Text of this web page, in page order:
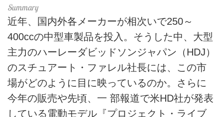
近年、国内外各メーカーが相次いで250～
400ccの中型車製品を投入。そうした中、大型
主力のハーレーダビッドソンジャパン（HDJ）
のスチュアート・ファレル社長には、この市
場がどのように目に映っているのか。さらに
今年の販売や先頃、一 部報道で米HD社が発表
している電動モデル『プロジェクト・ライブ